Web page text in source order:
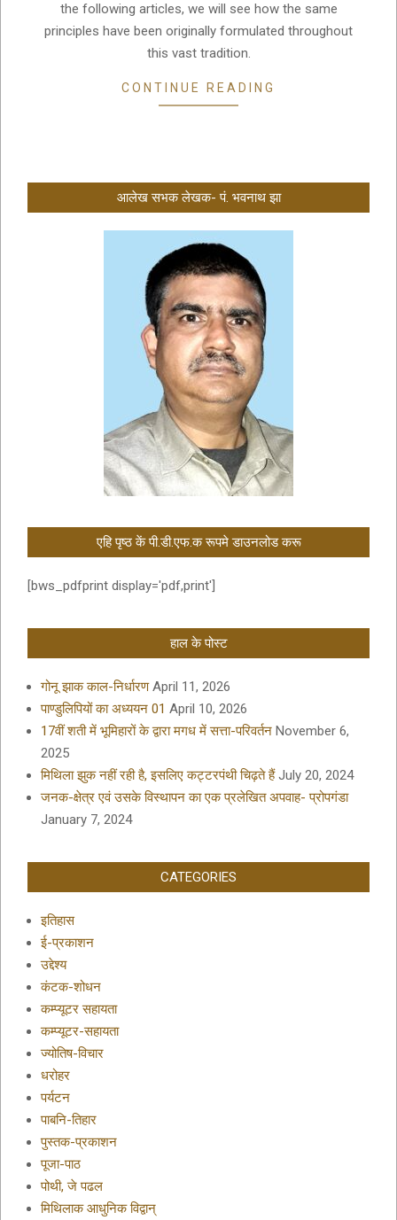
the following articles, we will see how the same
principles have been originally formulated throughout
this vast tradition.
CONTINUE READING
आलेख सभक लेखक- पं. भवनाथ झा
एहि पृष्ठ कें पी.डी.एफ.क रूपमे डाउनलोड करू
[bws_pdfprint display='pdf,print']
हाल के पोस्ट
गोनू झाक काल-निर्धारण April 11, 2026
पाण्डुलिपियों का अध्ययन 01 April 10, 2026
17वीं शती में भूमिहारों के द्वारा मगध में सत्ता-परिवर्तन November 6,
2025
मिथिला झुक नहीं रही है, इसलिए कट्टरपंथी चिढ़ते हैं July 20, 2024
जनक-क्षेत्र एवं उसके विस्थापन का एक प्रलेखित अपवाह- प्रोपगंडा
January 7, 2024
CATEGORIES
इतिहास
ई-प्रकाशन
उद्देश्य
कंटक-शोधन
कम्प्यूटर सहायता
कम्प्यूटर-सहायता
ज्योतिष-विचार
धरोहर
पर्यटन
पाबनि-तिहार
पुस्तक-प्रकाशन
पूजा-पाठ
पोथी, जे पढल
मिथिलाक आधुनिक विद्वान्